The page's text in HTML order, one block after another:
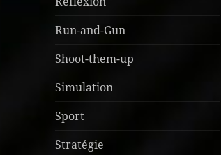
Run-and-Gun
Shoot-them-up
Simulation
Sport
Stratégie